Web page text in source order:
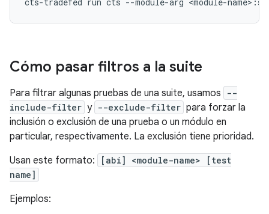
Cómo pasar filtros a la suite
Para filtrar algunas pruebas de una suite, usamos
--
include-filter y --exclude-filter para forzar la
inclusión o exclusión de una prueba o un módulo en
particular, respectivamente. La exclusión tiene prioridad.
Usan este formato:
[abi] <module-name> [test
name]
Ejemplos: